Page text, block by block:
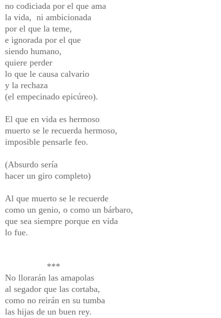
no codiciada por el que ama
la vida, ni ambicionada
por el que la teme,
e ignorada por el que
siendo humano,
quiere perder
lo que le causa calvario
y la rechaza
(el empecinado epicúreo).
El que en vida es hermoso
muerto se le recuerda hermoso,
imposible pensarle feo.
(Absurdo sería
hacer un giro completo)
Al que muerto se le recuerde
como un genio, o como un bárbaro,
que sea siempre porque en vida
lo fue.
***
No llorarán las amapolas
al segador que las cortaba,
como no reirán en su tumba
las hijas de un buen rey.